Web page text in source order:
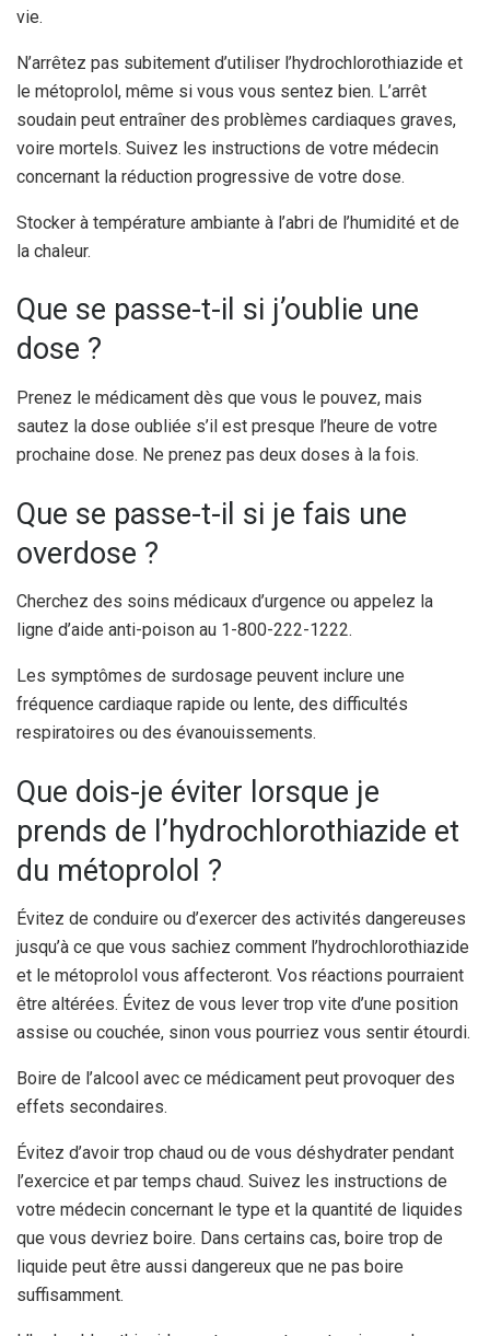
vie.
N’arrêtez pas subitement d’utiliser l’hydrochlorothiazide et
le métoprolol, même si vous vous sentez bien. L’arrêt
soudain peut entraîner des problèmes cardiaques graves,
voire mortels. Suivez les instructions de votre médecin
concernant la réduction progressive de votre dose.
Stocker à température ambiante à l’abri de l’humidité et de
la chaleur.
Que se passe-t-il si j’oublie une
dose ?
Prenez le médicament dès que vous le pouvez, mais
sautez la dose oubliée s’il est presque l’heure de votre
prochaine dose. Ne prenez pas deux doses à la fois.
Que se passe-t-il si je fais une
overdose ?
Cherchez des soins médicaux d’urgence ou appelez la
ligne d’aide anti-poison au 1-800-222-1222.
Les symptômes de surdosage peuvent inclure une
fréquence cardiaque rapide ou lente, des difficultés
respiratoires ou des évanouissements.
Que dois-je éviter lorsque je
prends de l’hydrochlorothiazide et
du métoprolol ?
Évitez de conduire ou d’exercer des activités dangereuses
jusqu’à ce que vous sachiez comment l’hydrochlorothiazide
et le métoprolol vous affecteront. Vos réactions pourraient
être altérées. Évitez de vous lever trop vite d’une position
assise ou couchée, sinon vous pourriez vous sentir étourdi.
Boire de l’alcool avec ce médicament peut provoquer des
effets secondaires.
Évitez d’avoir trop chaud ou de vous déshydrater pendant
l’exercice et par temps chaud. Suivez les instructions de
votre médecin concernant le type et la quantité de liquides
que vous devriez boire. Dans certains cas, boire trop de
liquide peut être aussi dangereux que ne pas boire
suffisamment.